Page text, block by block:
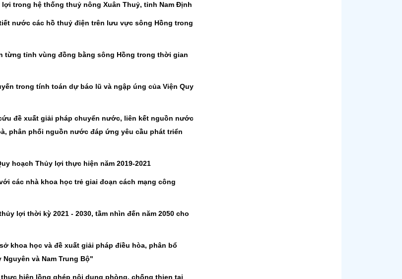
trong hệ thống thuỷ nông Xuân Thuỷ, tỉnh Nam Định
nước các hồ thuỷ điện trên lưu vực sông Hồng trong
từng tỉnh vùng đồng bằng sông Hồng trong thời gian
trong tính toán dự báo lũ và ngập úng của Viện Quy
đề xuất giải pháp chuyển nước, liên kết nguồn nước
phân phối nguồn nước đáp ứng yêu cầu phát triển
hoạch Thủy lợi thực hiện năm 2019-2021
các nhà khoa học trẻ giai đoạn cách mạng công
lợi thời kỳ 2021 - 2030, tầm nhìn đến năm 2050 cho
khoa học và đề xuất giải pháp điều hòa, phân bổ
và Nam Trung Bộ"
hiện lồng ghép nội dung phòng, chống thien tai